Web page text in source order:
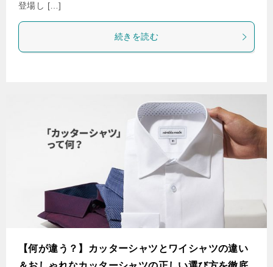
登場し […]
続きを読む
【何が違う？】カッターシャツとワイシャツの違い